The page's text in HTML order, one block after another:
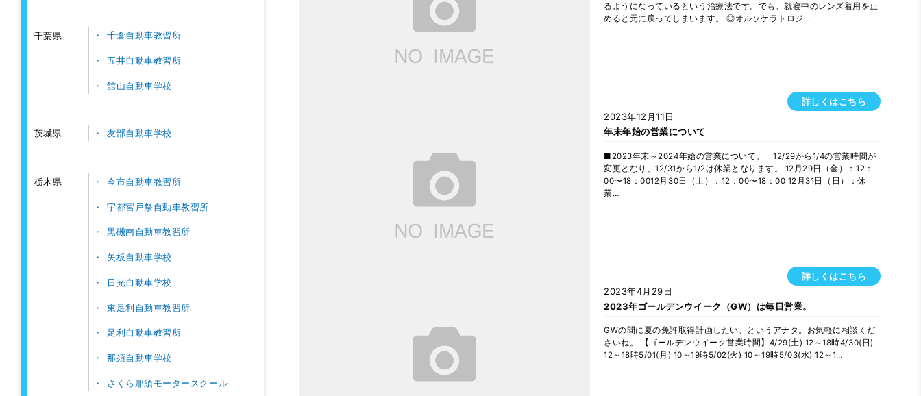
るようになっているという治療法です。でも、就寝中のレンズ着用を止
めると元に戻ってしまいます。 ◎オルソケラトロジ…
詳しくはこちら
2023年12月11日
年末年始の営業について
■2023年末～2024年始の営業について。 12/29から1/4の営業時間が
変更となり、12/31から1/2は休業となります。 12月29日（金）：12：
00〜18：0012月30日（土）：12：00〜18：00 12月31日（日）：休
業…
詳しくはこちら
2023年4月29日
2023年ゴールデンウイーク（GW）は毎日営業。
GWの間に夏の免許取得計画したい、というアナタ。お気軽に相談くだ
さいね。 【ゴールデンウイーク営業時間】4/29(土) 12～18時4/30(日)
12～18時5/01(月) 10～19時5/02(火) 10～19時5/03(水) 12～1…
千葉県 千倉自動車教習所
五井自動車教習所
館山自動車学校
茨城県 友部自動車学校
栃木県 今市自動車教習所
宇都宮戸祭自動車教習所
黒磯南自動車教習所
矢板自動車学校
日光自動車学校
東足利自動車教習所
足利自動車教習所
那須自動車学校
さくら那須モータースクール